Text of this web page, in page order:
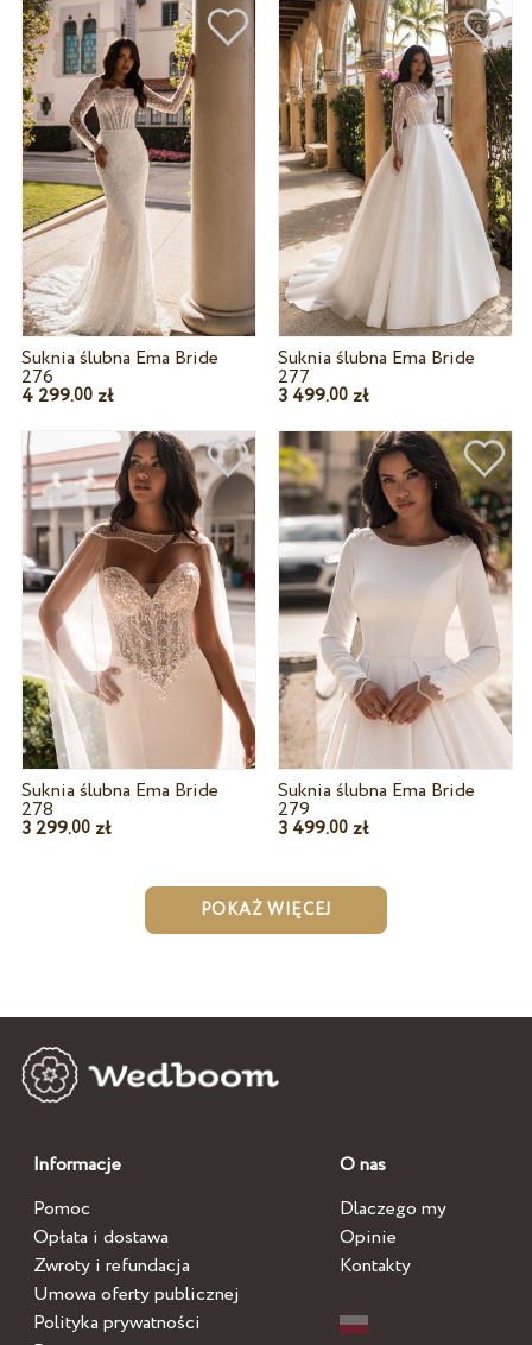
Suknia ślubna Ema Bride
276
4 299.00zł
Suknia ślubna Ema Bride
277
3 499.00 zł
Suknia ślubna Ema Bride
278
3 299.00zł
Suknia ślubna Ema Bride
279
3 499.00 zł
POKAŻ WIĘCEJ
Informacje
Pomoc
Opłata i dostawa
Zwroty i refundacja
Umowa oferty publicznej
Polityka prywatności
O nas
Dlaczego my
Opinie
Kontakty